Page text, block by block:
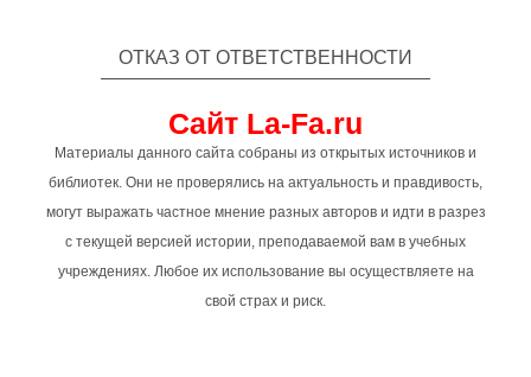
ОТКАЗ ОТ ОТВЕТСТВЕННОСТИ
Сайт La-Fa.ru
Материалы данного сайта собраны из открытых источников и
библиотек. Они не проверялись на актуальность и правдивость,
могут выражать частное мнение разных авторов и идти в разрез
с текущей версией истории, преподаваемой вам в учебных
учреждениях. Любое их использование вы осуществляете на
свой страх и риск.